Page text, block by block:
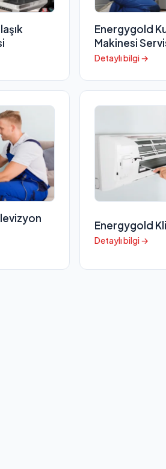
Energygold
Makinesi
Detaylı bilgi →
Energygold
Detaylı bilgi →